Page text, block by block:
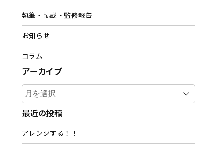
執筆・掲載・監修報告
お知らせ
コラム
アーカイブ
ア
ー
カ
ブ
最近の投稿
アレンジする！！